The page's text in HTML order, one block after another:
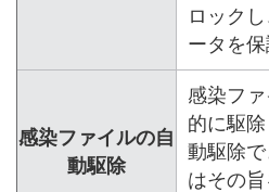
ロック
ータを保
感染ファイルの自
動駆除
感染フ
的に駆
動駆除
はその